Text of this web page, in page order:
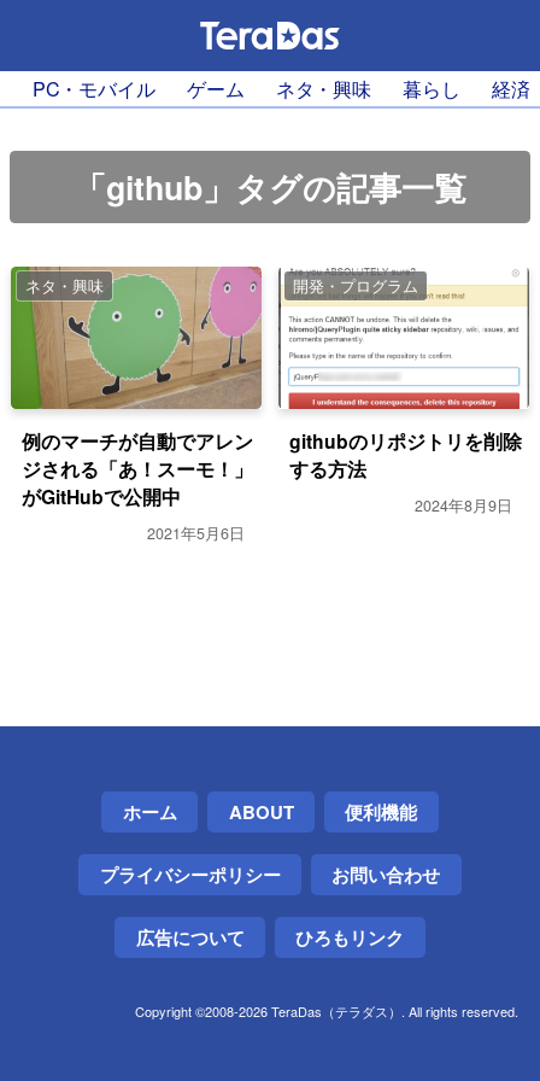
PC・モバイル ゲーム ネタ・興味 暮らし 経済
「github」タグの記事一覧
ネタ・興味
例のマーチが自動でアレン
ジされる「あ！スーモ！」
がGitHubで公開中
2021年5月6日
開発・プログラム
githubのリポジトリを削除
する方法
2024年8月9日
ホーム ABOUT 便利機能
プライバシーポリシー お問い合わせ
広告について ひろもリンク
Copyright ©2008-2026 TeraDas（テラダス）. All rights reserved.